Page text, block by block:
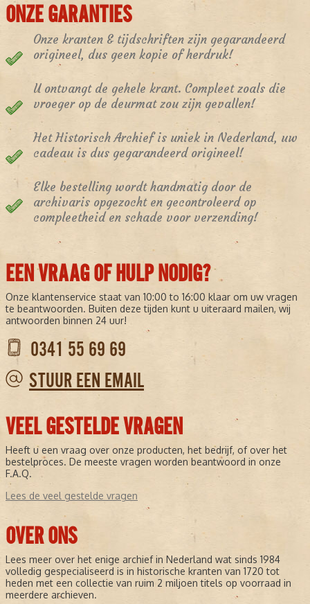
ONZE GARANTIES
Onze kranten & tijdschriften zijn gegarandeerd
origineel, dus geen kopie of herdruk!
U ontvangt de gehele krant. Compleet zoals die
vroeger op de deurmat zou zijn gevallen!
Het Historisch Archief is uniek in Nederland, uw
cadeau is dus gegarandeerd origineel!
Elke bestelling wordt handmatig door de
archivaris opgezocht en gecontroleerd op
compleetheid en schade voor verzending!
EEN VRAAG OF HULP NODIG?
Onze klantenservice staat van 10:00 to 16:00 klaar om uw vragen
te beantwoorden. Buiten deze tijden kunt u uiteraard mailen, wij
antwoorden binnen 24 uur!
0341 55 69 69
STUUR EEN EMAIL
VEEL GESTELDE VRAGEN
Heeft u een vraag over onze producten, het bedrijf, of over het
bestelproces. De meeste vragen worden beantwoord in onze
F.A.Q.
Lees de veel gestelde vragen
OVER ONS
Lees meer over het enige archief in Nederland wat sinds 1984
volledig gespecialiseerd is in historische kranten van 1720 tot
heden met een collectie van ruim 2 miljoen titels op voorraad in
meerdere archieven.